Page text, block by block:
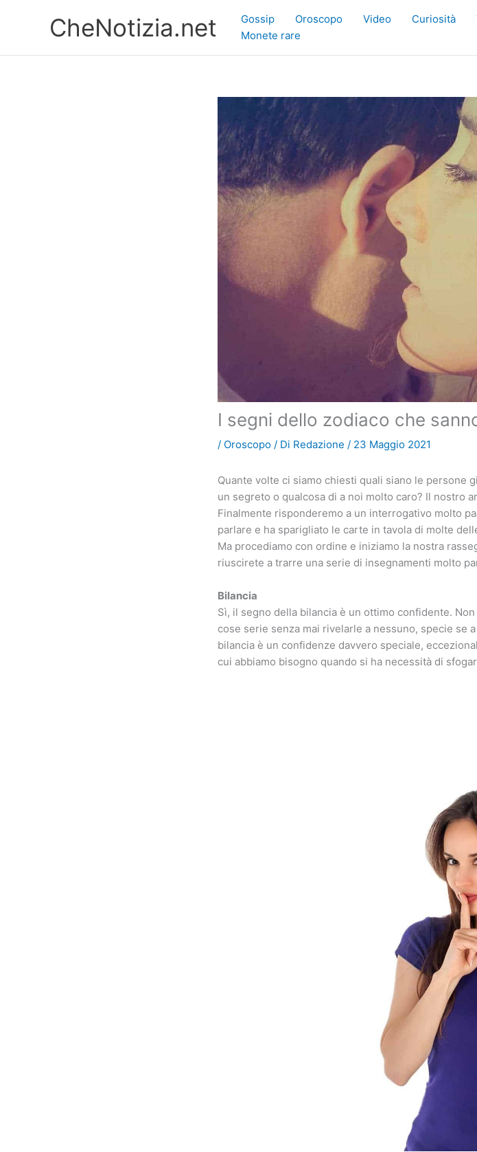
CheNotizia.net Gossip Oroscopo Video Curiosità
Monete rare
I segni dello zodiaco che
/ Oroscopo / Di Redazione / 23 Maggio 2021
Quante volte ci siamo chiesti quali siano le persone
un segreto o qualcosa di a noi molto caro? Il nostro
Finalmente risponderemo a un interrogativo molto
parlare e ha sparigliato le carte in tavola di molte
Ma procediamo con ordine e iniziamo la nostra
riuscirete a trarre una serie di insegnamenti molto
Bilancia
Sì, il segno della bilancia è un ottimo confidente.
cose serie senza mai rivelarle a nessuno, specie se
bilancia è un confidenze davvero speciale,
cui abbiamo bisogno quando si ha necessità di